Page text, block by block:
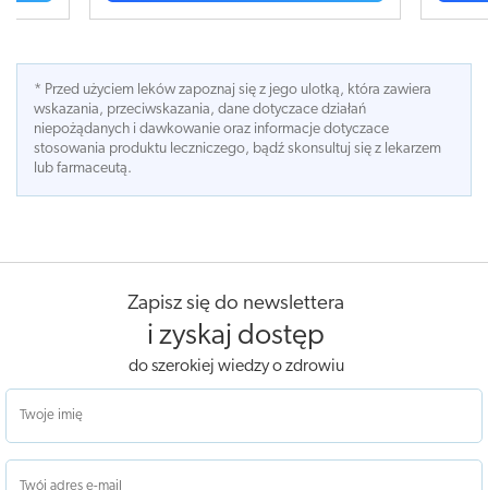
* Przed użyciem leków zapoznaj się z jego ulotką, która zawiera
wskazania, przeciwskazania, dane dotyczace działań
niepożądanych i dawkowanie oraz informacje dotyczace
stosowania produktu leczniczego, bądź skonsultuj się z lekarzem
lub farmaceutą.
Zapisz się do newslettera
i zyskaj dostęp
do szerokiej wiedzy o zdrowiu